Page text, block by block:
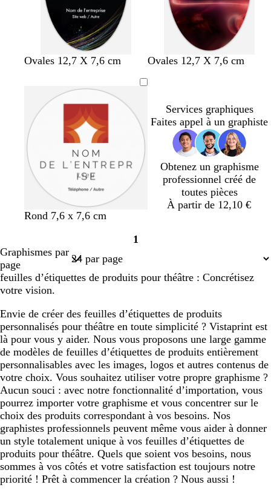
Ovales 12,7 X 7,6 cm Ovales 12,7 X 7,6 cm
b
n
b
n
n
r
n
r
n
r
Rond 7,6 x 7,6 cm
Services graphiques
Faites appel à un graphiste
Obtenez un graphisme
professionnel créé de
toutes pièces
À partir de 12,10 €
Page
1
Graphismes par
page
feuilles d’étiquettes de produits pour théâtre : Concrétisez
votre vision.
Envie de créer des feuilles d’étiquettes de produits
personnalisés pour théâtre en toute simplicité ? Vistaprint est
là pour vous y aider. Nous vous proposons une large gamme
de modèles de feuilles d’étiquettes de produits entièrement
personnalisables avec les images, logos et autres contenus de
votre choix. Vous souhaitez utiliser votre propre graphisme ?
Aucun souci : avec notre fonctionnalité d’importation, vous
pourrez importer votre graphisme et vous concentrer sur le
choix des produits correspondant à vos besoins. Nos
graphistes professionnels peuvent même vous aider à donner
un style totalement unique à vos feuilles d’étiquettes de
produits pour théâtre. Quels que soient vos besoins, nous
sommes à vos côtés et votre satisfaction est toujours notre
priorité ! Prêt à commencer la création ? Nous aussi !